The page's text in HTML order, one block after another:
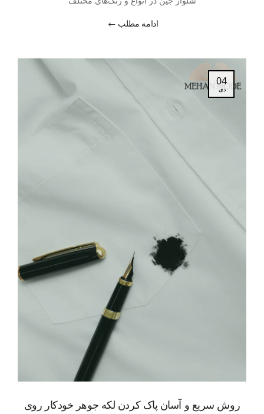
ادامه مطلب
04
دی
روش سریع و آسان پاک کردن لکه جوهر خودکار روی